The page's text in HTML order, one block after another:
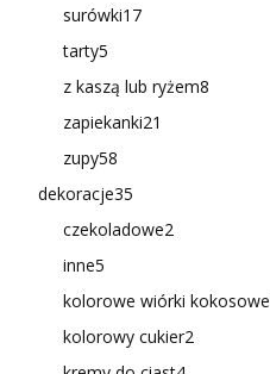
surówki17
tarty5
z kaszą lub ryżem8
zapiekanki21
zupy58
dekoracje35
czekoladowe2
inne5
kolorowe wiórki kokosowe
kolorowy cukier2